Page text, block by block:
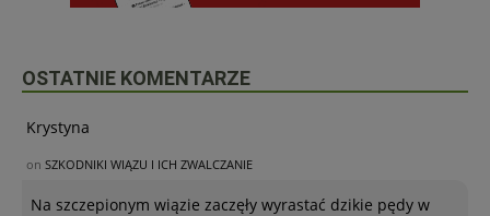
OSTATNIE KOMENTARZE
Krystyna
on SZKODNIKI WIĄZU I ICH ZWALCZANIE
Na szczepionym wiązie zaczęły wyrastać dzikie pędy w